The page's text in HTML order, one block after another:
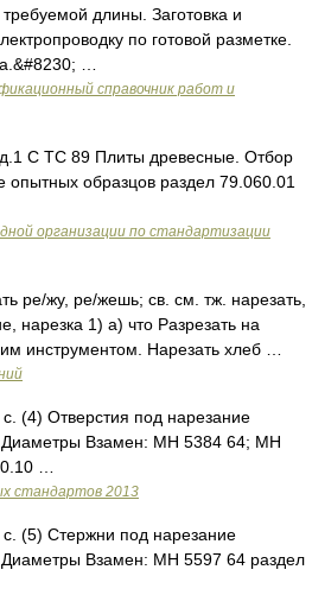
длины. Заготовка и
по готовой разметке.
…
справочник работ и
C TC 89 Плиты древесные. Отбор
опытных образцов раздел 79.060.01
организации по стандартизации
ре/жу, ре/жешь; св. см. тж. нарезать,
нарезка 1) а) что Разрезать на
инструментом. Нарезать хлеб …
(4) Отверстия под нарезание
Диаметры Взамен: МН 5384 64; МН
…
стандартов 2013
(5) Стержни под нарезание
Диаметры Взамен: МН 5597 64 раздел